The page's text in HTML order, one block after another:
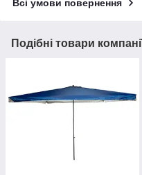
Всі умови повернення
Подібні товари